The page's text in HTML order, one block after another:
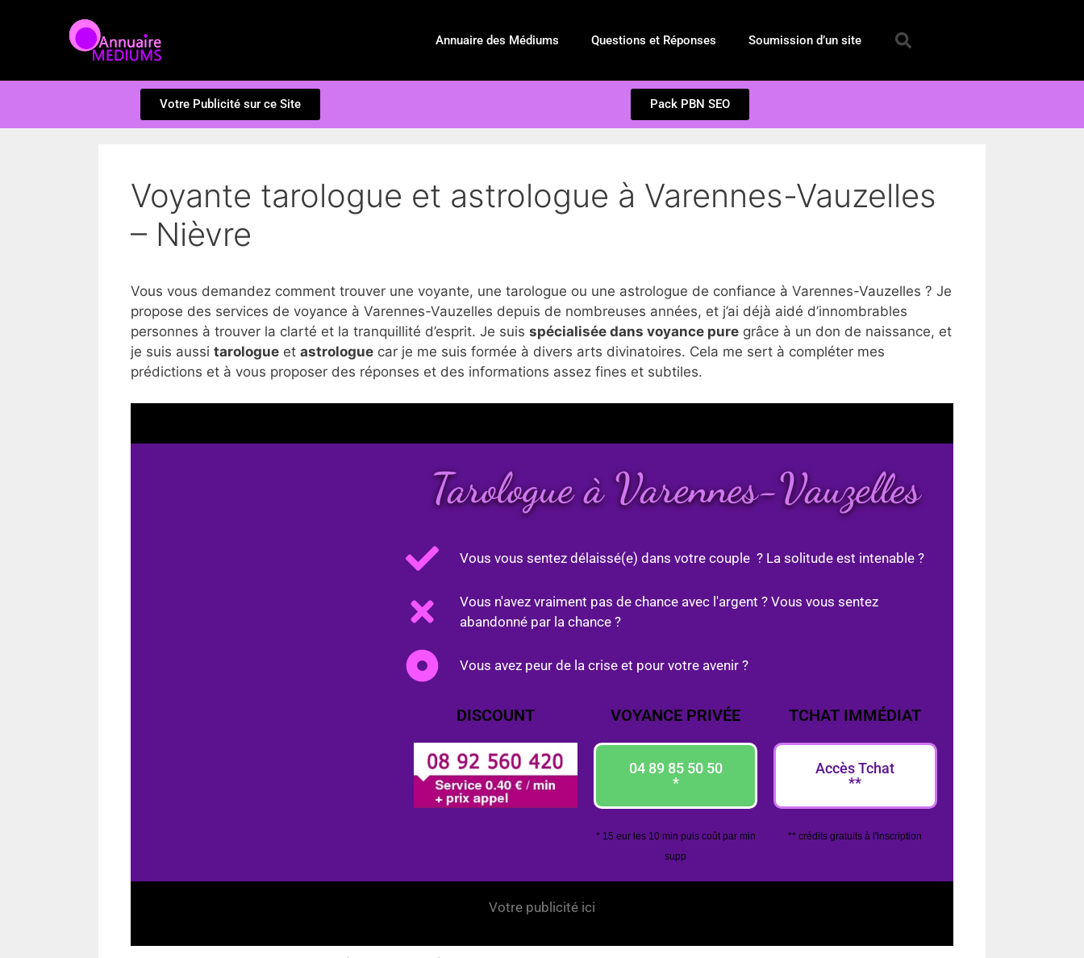
Annuaire des Médiums Questions et Réponses Soumission d’un site
Votre Publicité sur ce Site Pack PBN SEO
Voyante tarologue et astrologue à Varennes-Vauzelles
– Nièvre
Vous vous demandez comment trouver une voyante, une tarologue ou une astrologue de confiance à Varennes-Vauzelles ? Je
propose des services de voyance à Varennes-Vauzelles depuis de nombreuses années, et j’ai déjà aidé d’innombrables
personnes à trouver la clarté et la tranquillité d’esprit. Je suis spécialisée dans voyance pure grâce à un don de naissance, et
je suis aussi tarologue et astrologue car je me suis formée à divers arts divinatoires. Cela me sert à compléter mes
prédictions et à vous proposer des réponses et des informations assez fines et subtiles.
Tarologue à Varennes-Vauzelles
Vous vous sentez délaissé(e) dans votre couple ? La solitude est intenable ?
Vous n'avez vraiment pas de chance avec l'argent ? Vous vous sentez
abandonné par la chance ?
Vous avez peur de la crise et pour votre avenir ?
DISCOUNT VOYANCE PRIVÉE
04 89 85 50 50
*
* 15 eur les 10 min puis coût par min
supp
TCHAT IMMÉDIAT
Accès Tchat
**
** crédits gratuits à l'inscription
Votre publicité ici